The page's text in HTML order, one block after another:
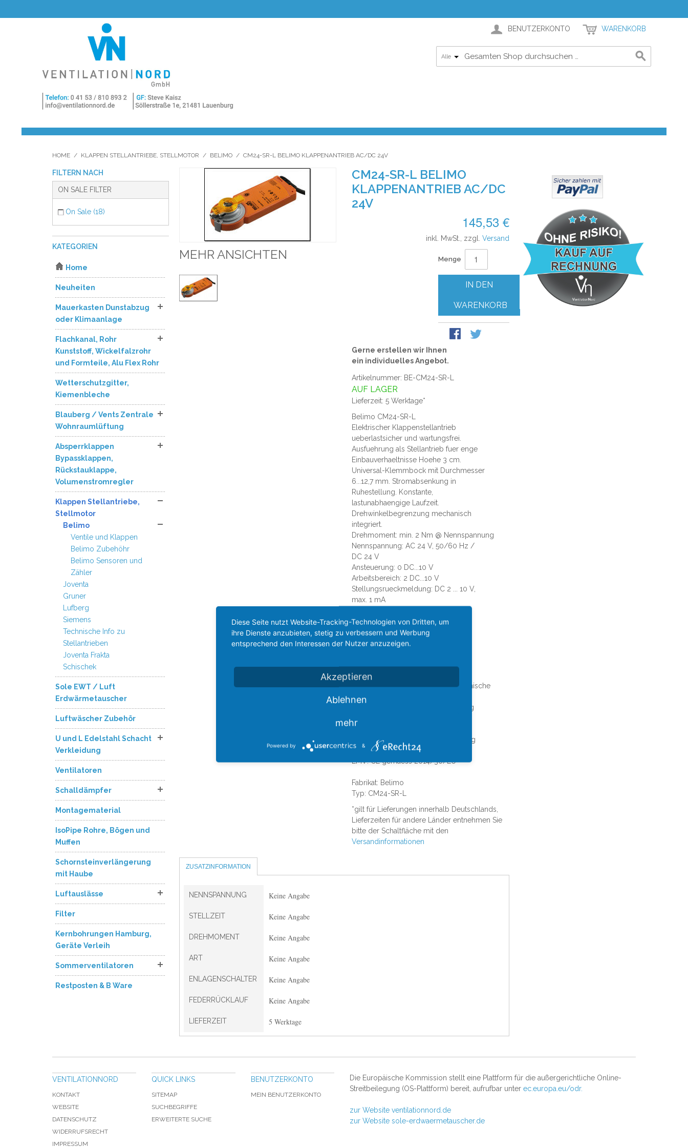
BENUTZERKONTO WARENKORB
Alle
HOME / KLAPPEN STELLANTRIEBE, STELLMOTOR / BELIMO / CM24-SR-L BELIMO KLAPPENANTRIEB AC/DC 24V
MEHR ANSICHTEN
CM24-SR-L BELIMO
KLAPPENANTRIEB AC/DC
24V
145,53 €
inkl. MwSt., zzgl. Versand
Menge
IN DEN
WARENKORB
Gerne erstellen wir Ihnen
ein individuelles Angebot.
Artikelnummer: BE-CM24-SR-L
AUF LAGER
Lieferzeit: 5 Werktage*
Belimo CM24-SR-L
Elektrischer Klappenstellantrieb
ueberlastsicher und wartungsfrei.
Ausfuehrung als Stellantrieb fuer enge
Einbauverhaeltnisse Hoehe 3 cm.
Universal-Klemmbock mit Durchmesser
6...12,7 mm. Stromabsenkung in
Ruhestellung. Konstante,
lastunabhaengige Laufzeit.
Drehwinkelbegrenzung mechanisch
integriert.
Drehmoment: min. 2 Nm @ Nennspannung
Nennspannung: AC 24 V, 50/60 Hz /
DC 24 V
Ansteuerung: 0 DC...10 V
Arbeitsbereich: 2 DC...10 V
Stellungsrueckmeldung: DC 2 ... 10 V,
max. 1 mA
-Betrieb: 1 W @ Nennmoment
-Ruhestellung: 0,5 W
Anschluss: Kabel 1 m, 4 x 0,75 qmm
Drehwinkel: 95 Grad, beidseitig
begrenzt durch verstellbare mechanische
Anschlaege
Handverstellung: Getriebeausrastung
Laufzeit: 75 s / 90 Grad
Schutzklasse: III Schutzkleinspannung
Schutzart: IP54
EMV: CE gemaess 2014/30/EU
Fabrikat: Belimo
Typ: CM24-SR-L
*gilt für Lieferungen innerhalb Deutschlands,
Lieferzeiten für andere Länder entnehmen Sie
bitte der Schaltfläche mit den
Versandinformationen
ZUSATZINFORMATION
NENNSPANNUNG Keine Angabe
STELLZEIT Keine Angabe
DREHMOMENT Keine Angabe
ART Keine Angabe
ENLAGENSCHALTER Keine Angabe
FEDERRÜCKLAUF Keine Angabe
LIEFERZEIT 5 Werktage
FILTERN NACH
ON SALE FILTER
On Sale (18)
KATEGORIEN
Home
Neuheiten
Mauerkasten Dunstabzug
oder Klimaanlage
Flachkanal, Rohr
Kunststoff, Wickelfalzrohr
und Formteile, Alu Flex Rohr
Wetterschutzgitter,
Kiemenbleche
Blauberg / Vents Zentrale
Wohnraumlüftung
Absperrklappen
Bypassklappen,
Rückstauklappe,
Volumenstromregler
Klappen Stellantriebe,
Stellmotor
Belimo
Ventile und Klappen
Belimo Zubehöhr
Belimo Sensoren und
Zähler
Joventa
Gruner
Lufberg
Siemens
Technische Info zu
Stellantrieben
Joventa Frakta
Schischek
Sole EWT / Luft
Erdwärmetauscher
Luftwäscher Zubehör
U und L Edelstahl Schacht
Verkleidung
Ventilatoren
Schalldämpfer
Montagematerial
IsoPipe Rohre, Bögen und
Muffen
Schornsteinverlängerung
mit Haube
Luftauslässe
Filter
Kernbohrungen Hamburg,
Geräte Verleih
Sommerventilatoren
Restposten & B Ware
VENTILATIONNORD
KONTAKT
WEBSITE
DATENSCHUTZ
WIDERRUFSRECHT
IMPRESSUM
QUICK LINKS
SITEMAP
SUCHBEGRIFFE
ERWEITERTE SUCHE
BENUTZERKONTO
MEIN BENUTZERKONTO
Die Europäische Kommission stellt eine Plattform für die außergerichtliche Online-
Streitbeilegung (OS-Plattform) bereit, aufrufbar unterec.europa.eu/odr.
zur Website ventilationnord.de
zur Website sole-erdwaermetauscher.de
Diese Seite nutzt Website-Tracking-Technologien von Dritten, um
ihre Dienste anzubieten, stetig zu verbessern und Werbung
entsprechend den Interessen der Nutzer anzuzeigen.
Akzeptieren
Ablehnen
mehr
Powered by &